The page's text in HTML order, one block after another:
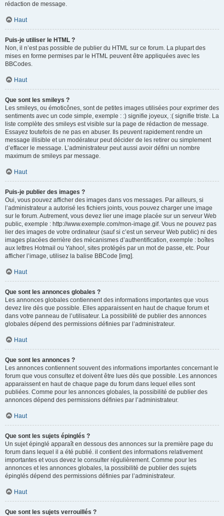
rédaction de message.
Haut
Puis-je utiliser le HTML ?
Non, il n’est pas possible de publier du HTML sur ce forum. La plupart des
mises en forme permises par le HTML peuvent être appliquées avec les
BBCodes.
Haut
Que sont les smileys ?
Les smileys, ou émoticônes, sont de petites images utilisées pour exprimer des
sentiments avec un code simple, exemple : :) signifie joyeux, :( signifie triste. La
liste complète des smileys est visible sur la page de rédaction de message.
Essayez toutefois de ne pas en abuser. Ils peuvent rapidement rendre un
message illisible et un modérateur peut décider de les retirer ou simplement
d’effacer le message. L’administrateur peut aussi avoir défini un nombre
maximum de smileys par message.
Haut
Puis-je publier des images ?
Oui, vous pouvez afficher des images dans vos messages. Par ailleurs, si
l’administrateur a autorisé les fichiers joints, vous pouvez charger une image
sur le forum. Autrement, vous devez lier une image placée sur un serveur Web
public, exemple : http://www.exemple.com/mon-image.gif. Vous ne pouvez pas
lier des images de votre ordinateur (sauf si c’est un serveur Web public) ni des
images placées derrière des mécanismes d’authentification, exemple : boîtes
aux lettres Hotmail ou Yahoo!, sites protégés par un mot de passe, etc. Pour
afficher l’image, utilisez la balise BBCode [img].
Haut
Que sont les annonces globales ?
Les annonces globales contiennent des informations importantes que vous
devez lire dès que possible. Elles apparaissent en haut de chaque forum et
dans votre panneau de l’utilisateur. La possibilité de publier des annonces
globales dépend des permissions définies par l’administrateur.
Haut
Que sont les annonces ?
Les annonces contiennent souvent des informations importantes concernant le
forum que vous consultez et doivent être lues dès que possible. Les annonces
apparaissent en haut de chaque page du forum dans lequel elles sont
publiées. Comme pour les annonces globales, la possibilité de publier des
annonces dépend des permissions définies par l’administrateur.
Haut
Que sont les sujets épinglés ?
Un sujet épinglé apparaît en dessous des annonces sur la première page du
forum dans lequel il a été publié. il contient des informations relativement
importantes et vous devez le consulter régulièrement. Comme pour les
annonces et les annonces globales, la possibilité de publier des sujets
épinglés dépend des permissions définies par l’administrateur.
Haut
Que sont les sujets verrouillés ?